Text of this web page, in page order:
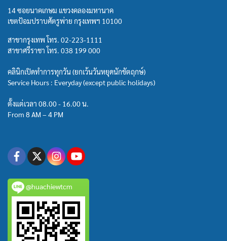
14 ซอยนาคเกษม แขวงคลองมหานาค
เขตป้อมปราบศัตรูพ่าย กรุงเทพฯ 10100
สาขากรุงเทพ โทร. 02-223-1111
สาขาศรีราชา โทร. 038 199 000
คลินิกเปิดทำการทุกวัน (ยกเว้นวันหยุดนักขัตฤกษ์)
Service Hours : Everyday (except public holidays)
ตั้งแต่เวลา 08.00 - 16.00 น.
From 8 AM – 4 PM
@huachiewtcm